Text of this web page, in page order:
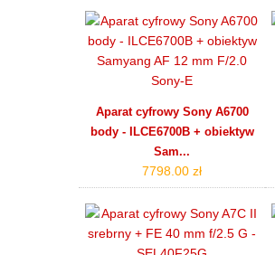
Aparat cyfrowy Sony A6700
body - ILCE6700B + obiektyw
Sam...
7798.00 zł